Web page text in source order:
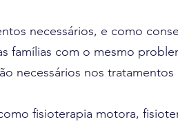
necessários, e como
famílias com o mesmo
necessários nos tratamentos
fisioterapia motora,